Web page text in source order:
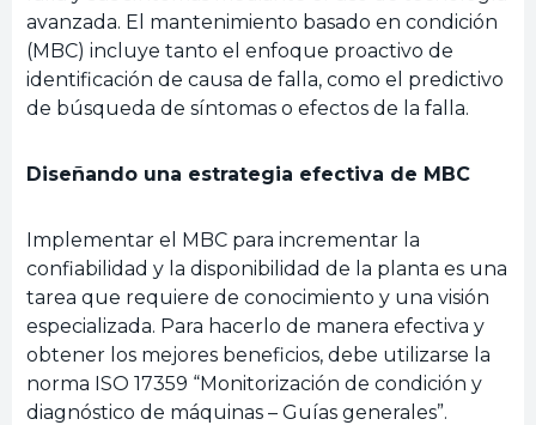
avanzada. El mantenimiento basado en condición
(MBC) incluye tanto el enfoque proactivo de
identificación de causa de falla, como el predictivo
de búsqueda de síntomas o efectos de la falla.
Diseñando una estrategia efectiva de MBC
Implementar el MBC para incrementar la
confiabilidad y la disponibilidad de la planta es una
tarea que requiere de conocimiento y una visión
especializada. Para hacerlo de manera efectiva y
obtener los mejores beneficios, debe utilizarse la
norma ISO 17359 “Monitorización de condición y
diagnóstico de máquinas – Guías generales”.